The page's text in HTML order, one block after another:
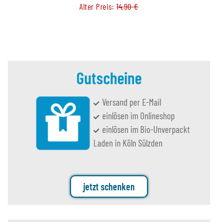
Alter Preis:14,90 €
Gutscheine
Versand per E-Mail
einlösen im Onlineshop
einlösen im Bio-Unverpackt
Laden in Köln Sülzden
jetzt schenken